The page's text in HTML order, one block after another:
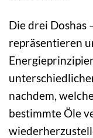
Die drei Doshas
repräsentieren
nachdem,
bestimmte Öle